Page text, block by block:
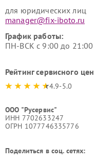
для юридических лиц
manager@fix-iboto.ru
График работы:
ПН-ВСК с 9:00 до
Рейтинг сервисного
4.9-5.0
ООО "Русервис"
ИНН 7702633247
ОГРН 1077746335776
Поделиться в соц. сетях: